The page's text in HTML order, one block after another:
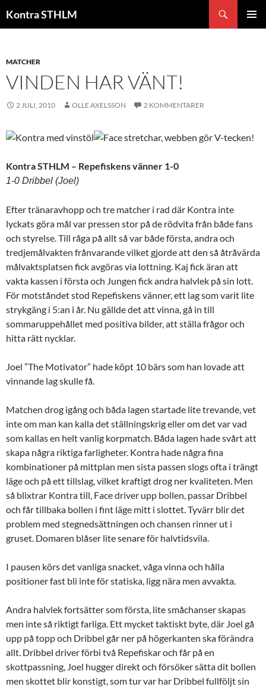
tillKontra STHLM
MATCHER
VINDEN HAR VÄNT!
2 JULI, 2010 OLLE AXELSSON 2 KOMMENTARER
Kontra STHLM – Repefiskens vänner 1-0
1-0 Dribbel (Joel)
Efter tränaravhopp och tre matcher i rad där Kontra inte
lyckats göra mål var pressen stor på de rödvita från både fans
och styrelse. Till råga på allt så var både första, andra och
tredjemålvakten frånvarande vilket gjorde att den så åtråvärda
målvaktsplatsen fick avgöras via lottning. Kaj fick äran att
vakta kassen i första och Jungen fick andra halvlek på sin lott.
För motståndet stod Repefiskens vänner, ett lag som varit lite
strykgäng i 5:an i år. Nu gällde det att vinna, gå in till
sommaruppehållet med positiva bilder, att ställa frågor och
hitta rätt nycklar.
Joel ”The Motivator” hade köpt 10 bärs som han lovade att
vinnande lag skulle få.
Matchen drog igång och båda lagen startade lite trevande, vet
inte om man kan kalla det ställningskrig eller om det var vad
som kallas en helt vanlig korpmatch. Båda lagen hade svårt att
skapa några riktiga farligheter. Kontra hade några fina
kombinationer på mittplan men sista passen slogs ofta i trängt
läge och på ett tillslag, vilket kraftigt drog ner kvaliteten. Men
så blixtrar Kontra till, Face driver upp bollen, passar Dribbel
och får tillbaka bollen i fint läge mitt i slottet. Tyvärr blir det
problem med stegnedsättningen och chansen rinner ut i
gruset. Domaren blåser lite senare för halvtidsvila.
I pausen körs det vanliga snacket, våga vinna och hålla
positioner fast bli inte för statiska, ligg nära men avvakta.
Andra halvlek fortsätter som första, lite småchanser skapas
men inte så riktigt farliga. Ett mycket taktiskt byte, där Joel gå
upp på topp och Dribbel går ner på högerkanten ska förändra
allt. Dribbel driver förbi två Repefiskar och får på en
skottpassning, Joel hugger direkt och försöker sätta dit bollen
men skottet blir konstigt, som tur var har Dribbel fullföljt sin